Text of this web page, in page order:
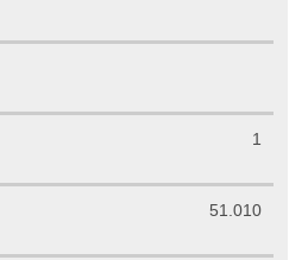
1
51.010